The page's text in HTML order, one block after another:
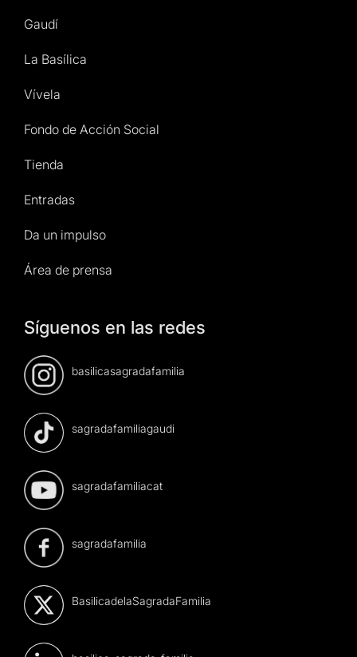
Gaudí
La Basílica
Vívela
Fondo de Acción Social
Tienda
Entradas
Da un impulso
Área de prensa
Síguenos en las redes
basilicasagradafamilia
sagradafamiliagaudi
sagradafamiliacat
sagradafamilia
BasilicadelaSagradaFamilia